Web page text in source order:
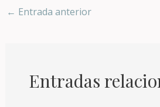
← Entrada anterior
Entradas